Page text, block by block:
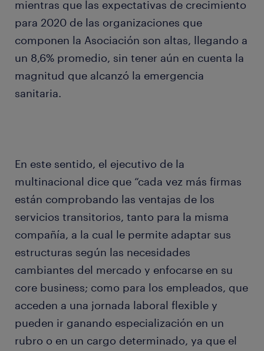
mientras que las expectativas de crecimiento
para 2020 de las organizaciones que
componen la Asociación son altas, llegando a
un 8,6% promedio, sin tener aún en cuenta la
magnitud que alcanzó la emergencia
sanitaria.
En este sentido, el ejecutivo de la
multinacional dice que “cada vez más firmas
están comprobando las ventajas de los
servicios transitorios, tanto para la misma
compañía, a la cual le permite adaptar sus
estructuras según las necesidades
cambiantes del mercado y enfocarse en su
core business; como para los empleados, que
acceden a una jornada laboral flexible y
pueden ir ganando especialización en un
rubro o en un cargo determinado, ya que el